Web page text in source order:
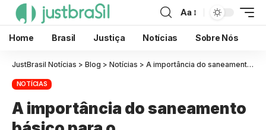
Aa
Home Brasil Justiça Notícias Sobre Nós
JustBrasil Notícias > Blog > Notícias > A importância do saneamento básico para o desenvolvimento urbano sustentável
NOTÍCIAS
A importância do saneamento